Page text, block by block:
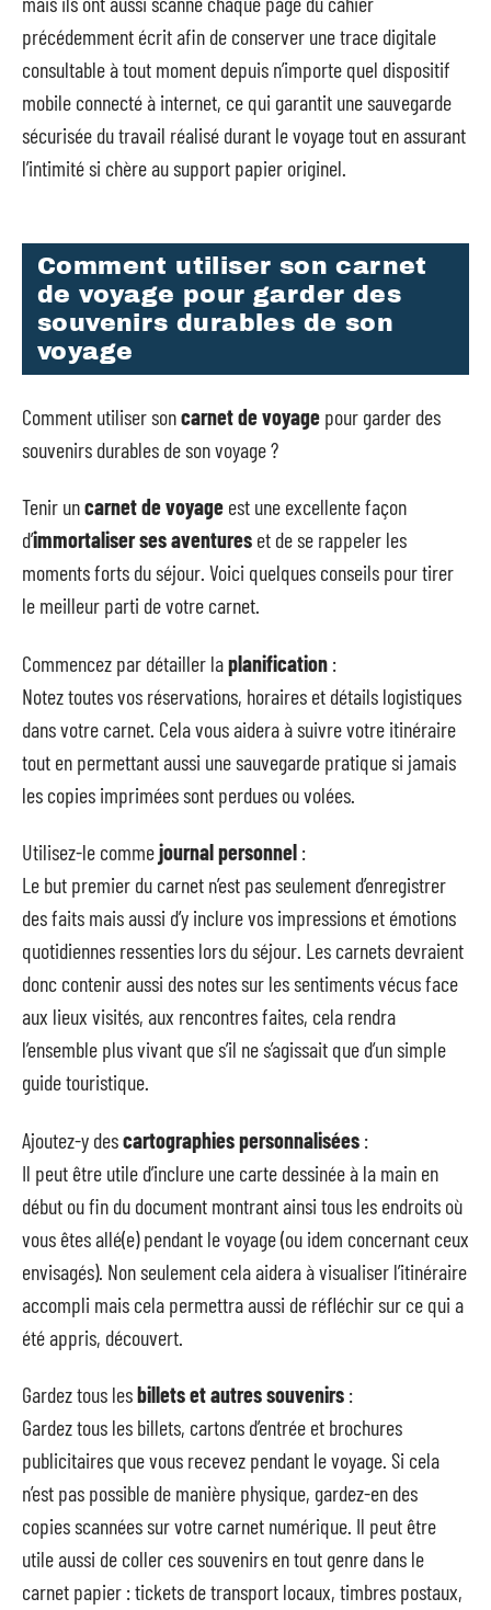
précédemment écrit afin de conserver une trace digitale
consultable à tout moment depuis n’importe quel dispositif
mobile connecté à internet, ce qui garantit une sauvegarde
sécurisée du travail réalisé durant le voyage tout en assurant
l’intimité si chère au support papier originel.
Comment utiliser son carnet
de voyage pour garder des
souvenirs durables de son
voyage
Comment utiliser soncarnet de voyage pour garder des
souvenirs durables de son voyage ?
Tenir uncarnet de voyage est une excellente façon
d’immortaliser ses aventures et de se rappeler les
moments forts du séjour. Voici quelques conseils pour tirer
le meilleur parti de votre carnet.
Commencez par détailler laplanification :
Notez toutes vos réservations, horaires et détails logistiques
dans votre carnet. Cela vous aidera à suivre votre itinéraire
tout en permettant aussi une sauvegarde pratique si jamais
les copies imprimées sont perdues ou volées.
Utilisez-le commejournal personnel :
Le but premier du carnet n’est pas seulement d’enregistrer
des faits mais aussi d’y inclure vos impressions et émotions
quotidiennes ressenties lors du séjour. Les carnets devraient
donc contenir aussi des notes sur les sentiments vécus face
aux lieux visités, aux rencontres faites, cela rendra
l’ensemble plus vivant que s’il ne s’agissait que d’un simple
guide touristique.
Ajoutez-y descartographies personnalisées :
Il peut être utile d’inclure une carte dessinée à la main en
début ou fin du document montrant ainsi tous les endroits où
vous êtes allé(e) pendant le voyage (ou idem concernant ceux
envisagés). Non seulement cela aidera à visualiser l’itinéraire
accompli mais cela permettra aussi de réfléchir sur ce qui a
été appris, découvert.
Gardez tous lesbillets et autres souvenirs :
Gardez tous les billets, cartons d’entrée et brochures
publicitaires que vous recevez pendant le voyage. Si cela
n’est pas possible de manière physique, gardez-en des
copies scannées sur votre carnet numérique. Il peut être
utile aussi de coller ces souvenirs en tout genre dans le
carnet papier : tickets de transport locaux, timbres postaux,